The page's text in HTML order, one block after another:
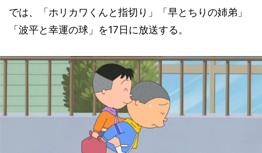
では、「ホリカワくんと指切り」「早とちりの姉弟」
「波平と幸運の球」を17日に放送する。